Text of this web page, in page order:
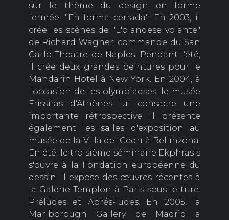
sur le thème du design en forme
fermée: "En forma cerrada". En 2003, il
crée les scènes de "L'olandese volante"
de Richard Wagner, commande du San
Carlo Theatre de Naples. Pendant l'été,
il crée deux grandes peintures pour le
Mandarin Hotel à New York. En 2004, à
l'occasion de les olympiadses, le musée
Frissiras d'Athènes lui consacre une
importante rétrospective. Il présente
également les salles d'exposition au
musée de la Villa dei Cedri à Bellinzona.
En été, le troisième séminaire Ekphrasis
s'ouvre à la Fondation européenne du
dessin. Il expose des œuvres récentes à
la Galerie Templon à Paris sous le titre:
Préludes et Aprés-ludes. En 2005, la
Marlborough Gallery de Madrid a